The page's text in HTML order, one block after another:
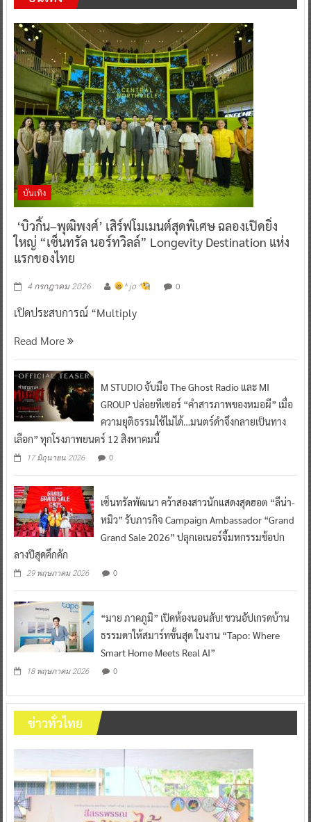
บันเทิง
‘บิวกิ้น–พุฒิพงศ์’ เสิร์ฟโมเมนต์สุดพิเศษ ฉลองเปิดยิ่ง
ใหญ่ “เซ็นทรัล นอร์ทวิลล์” Longevity Destination แห่ง
แรกของไทย
4 กรกฎาคม 2026 ^ jo ^ 0
เปิดประสบการณ์ “Multiply
Read More
M STUDIO จับมือ The Ghost Radio และ MI
GROUP ปล่อยทีเซอร์ “คำสารภาพของหมอผี” เมื่อ
ความยุติธรรมใช้ไม่ได้…มนตร์ดำจึงกลายเป็นทาง
เลือก” ทุกโรงภาพยนตร์ 12 สิงหาคมนี้
17 มิถุนายน 2026 0
เซ็นทรัลพัฒนา คว้าสองสาวนักแสดงสุดฮอต “ลีน่า-
หมิว” รับภารกิจ Campaign Ambassador “Grand
Grand Sale 2026” ปลุกเอเนอร์จี้มหกรรมช้อปก
ลางปีสุดคึกคัก
29 พฤษภาคม 2026 0
“มาย ภาคภูมิ” เปิดห้องนอนลับ! ชวนอัปเกรดบ้าน
ธรรมดาให้สมาร์ทขั้นสุด ในงาน “Tapo: Where
Smart Home Meets Real AI”
18 พฤษภาคม 2026 0
ข่าวทั่วไทย